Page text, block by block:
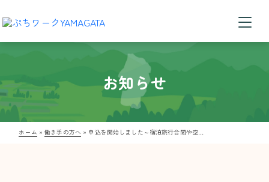
お知らせ
ホーム »働き手の方へ » 申込を開始しました～宿泊旅行合間や空いた時間でさくらんぼ作業のバイトをしたい方必見！～